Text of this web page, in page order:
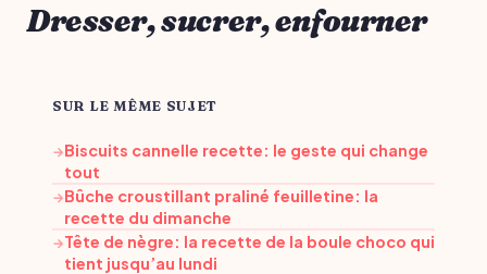
Dresser, sucrer, enfourner
SUR LE MÊME SUJET
→Biscuits cannelle recette: le geste qui change
tout
→Bûche croustillant praliné feuilletine: la
recette du dimanche
→Tête de nègre: la recette de la boule choco qui
tient jusqu’au lundi